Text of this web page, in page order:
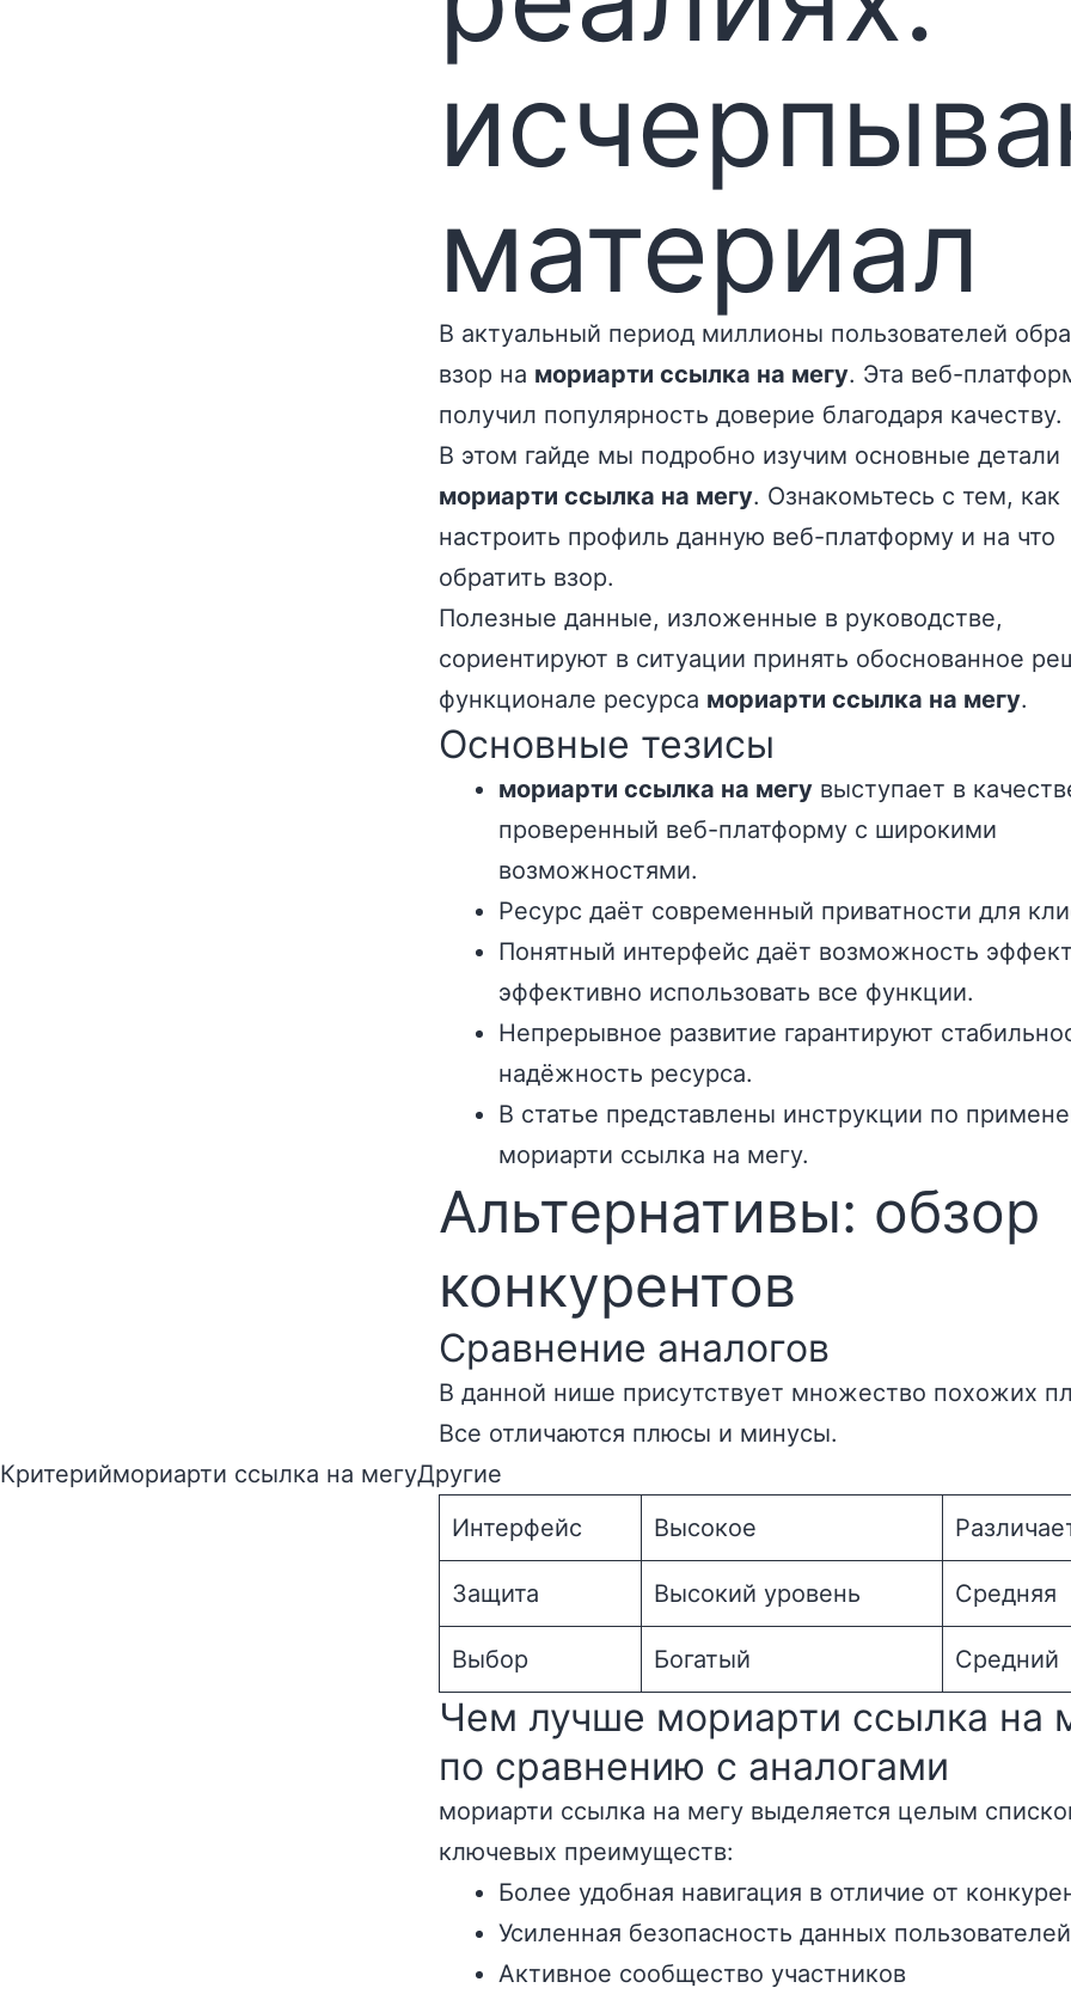
материал
В актуальный период миллионы пользователей
взор на мориарти ссылка на мегу. Эта веб-
получил популярность доверие благодаря качеству.
В этом гайде мы подробно изучим основные детали
мориарти ссылка на мегу. Ознакомьтесь с тем, как
настроить профиль данную веб-платформу и на что
обратить взор.
Полезные данные, изложенные в руководстве,
сориентируют в ситуации принять обоснованное
функционале ресурса мориарти ссылка на мегу.
Основные тезисы
мориарти ссылка на мегу выступает в
проверенный веб-платформу с широкими
возможностями.
Ресурс даёт современный приватности для
Понятный интерфейс даёт возможность
эффективно использовать все функции.
Непрерывное развитие гарантируют
надёжность ресурса.
В статье представлены инструкции по
мориарти ссылка на мегу.
Альтернативы: обзор
конкурентов
Сравнение аналогов
В данной нише присутствует множество похожих
Все отличаются плюсы и минусы.
Критериймориарти ссылка на мегуДругие
Интерфейс
Высокое
Защита Высокий уровень Средняя
Выбор Богатый Средний
Чем лучше мориарти ссылка на
по сравнению с аналогами
мориарти ссылка на мегу выделяется целым
ключевых преимуществ:
Более удобная навигация в отличие от
Усиленная безопасность данных пользователей
Активное сообщество участников